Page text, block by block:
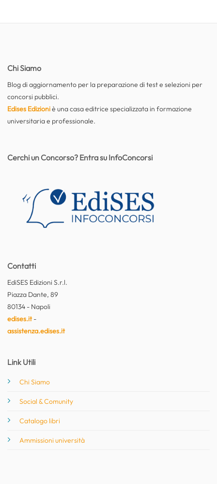
Chi Siamo
Blog di aggiornamento per la preparazione di test e selezioni per
concorsi pubblici.
Edises Edizioniè una casa editrice specializzata in formazione
universitaria e professionale.
Contatti
EdiSES Edizioni S.r.l.
Piazza Dante, 89
80134 - Napoli
edises.it-
assistenza.edises.it
Link Utili
Chi Siamo
Social & Comunity
Catalogo libri
Ammissioni università
Cerchi un Concorso? Entra su InfoConcorsi